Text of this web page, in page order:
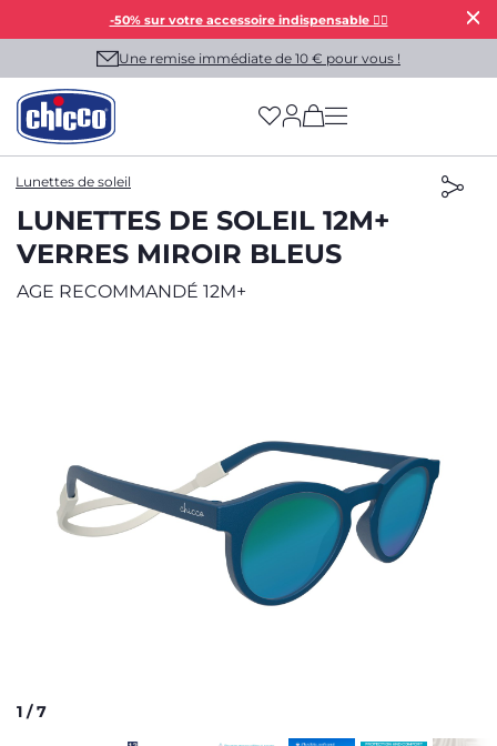
-50% sur votre accessoire indispensable 👯‍♀️
Une remise immédiate de 10 € pour vous !
(has more options
Lunettes de soleil
LUNETTES DE SOLEIL 12M+
VERRES MIROIR BLEUS
AGE RECOMMANDÉ 12M+
1 /7